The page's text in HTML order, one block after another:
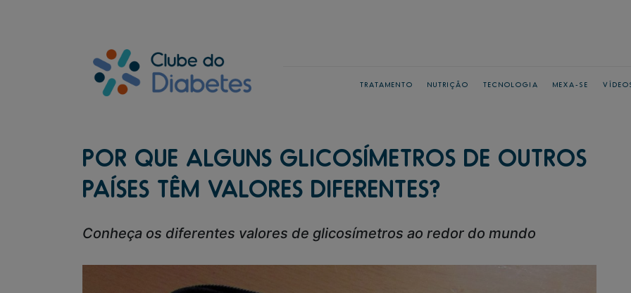
TRATAMENTO NUTRIÇÃO TECNOLOGIA MEXA-SE
POR QUE ALGUNS GLICOSÍMETROS DE OUTROS
PAÍSES TÊM VALORES DIFERENTES?
Conheça os diferentes valores de glicosímetros ao redor do mundo